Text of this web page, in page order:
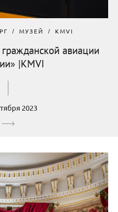
МУЗЕЙ KMVI
авиации
|KMVI
2023